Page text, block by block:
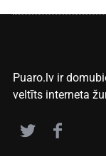
Puaro.lv ir
veltīts interneta